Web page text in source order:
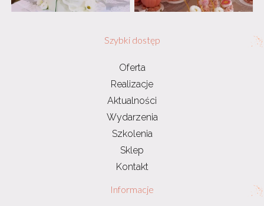
Szybki dostęp
Oferta
Realizacje
Aktualności
Wydarzenia
Szkolenia
Sklep
Kontakt
Informacje